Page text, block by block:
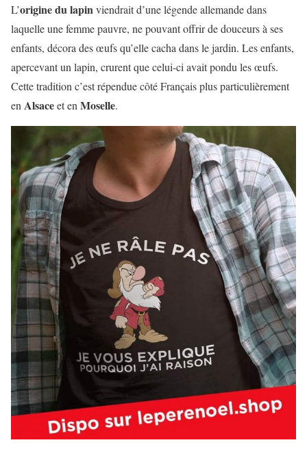
L’origine du lapinviendrait d’une légende allemande dans
laquelle une femme pauvre, ne pouvant offrir de douceurs à ses
enfants, décora des œufs qu’elle cacha dans le jardin. Les enfants,
apercevant un lapin, crurent que celui-ci avait pondu les œufs.
Cette tradition c’est répendue côté Français plus particulièrement
en Alsaceet en Moselle.